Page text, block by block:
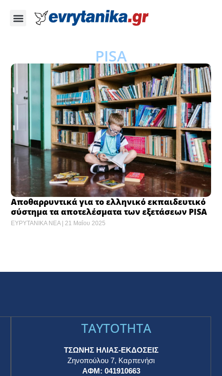
PISA
Αποθαρρυντικά για το ελληνικό εκπαιδευτικό
σύστημα τα αποτελέσματα των εξετάσεων PISA
ΕΥΡΥΤΑΝΙΚΑ ΝΕΑ 21 Μαΐου 2025
TAYTOTHTA
ΤΣΩΝΗΣ ΗΛΙΑΣ-ΕΚΔΟΣΕΙΣ
Ζηνοπούλου 7, Καρπενήσι
ΑΦΜ: 041910663